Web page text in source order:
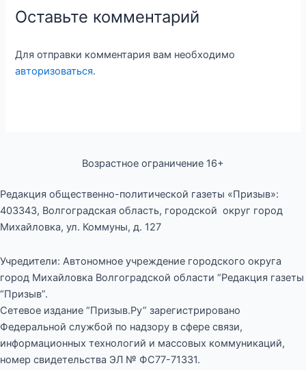
Оставьте комментарий
Для отправки комментария вам необходимо
авторизоваться.
Возрастное ограничение 16+
Редакция общественно-политической газеты «Призыв»:
403343, Волгоградская область, городской округ город
Михайловка, ул. Коммуны, д. 127
Учредители: Автономное учреждение городского округа
город Михайловка Волгоградской области “Редакция газеты
“Призыв”.
Сетевое издание “Призыв.Ру” зарегистрировано
Федеральной службой по надзору в сфере связи,
информационных технологий и массовых коммуникаций,
номер свидетельства ЭЛ № ФС77-71331.